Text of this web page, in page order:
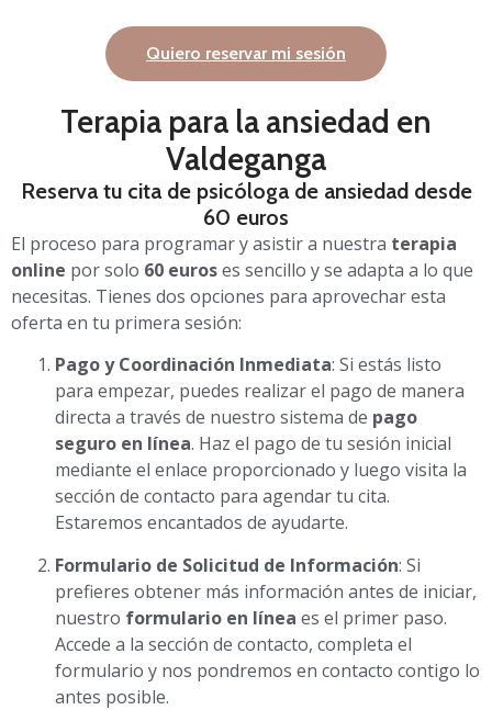
Quiero reservar mi sesión
Terapia para la ansiedad en
Valdeganga
Reserva tu cita de psicóloga de ansiedad desde
60 euros
El proceso para programar y asistir a nuestra terapia
online por solo 60 euroses sencillo y se adapta a lo que
necesitas. Tienes dos opciones para aprovechar esta
oferta en tu primera sesión:
Pago y Coordinación Inmediata: Si estás listo
para empezar, puedes realizar el pago de manera
directa a través de nuestro sistema de pago
seguro en línea. Haz el pago de tu sesión inicial
mediante el enlace proporcionado y luego visita la
sección de contacto para agendar tu cita.
Estaremos encantados de ayudarte.
Formulario de Solicitud de Información: Si
prefieres obtener más información antes de iniciar,
nuestro formulario en línea es el primer paso.
Accede a la sección de contacto, completa el
formulario y nos pondremos en contacto contigo lo
antes posible.